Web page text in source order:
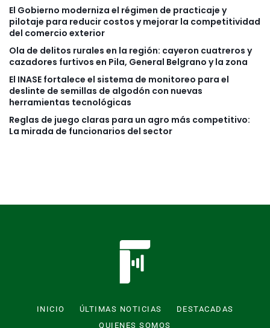
El Gobierno moderniza el régimen de practicaje y
pilotaje para reducir costos y mejorar la competitividad
del comercio exterior
Ola de delitos rurales en la región: cayeron cuatreros y
cazadores furtivos en Pila, General Belgrano y la zona
El INASE fortalece el sistema de monitoreo para el
deslinte de semillas de algodón con nuevas
herramientas tecnológicas
Reglas de juego claras para un agro más competitivo:
La mirada de funcionarios del sector
INICIO ÚLTIMAS NOTICIAS
DESTACADAS
QUIENES SOMOS